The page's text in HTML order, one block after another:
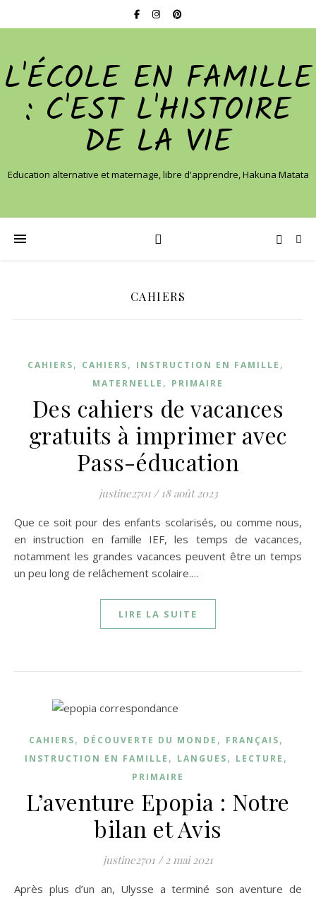
L'ÉCOLE EN FAMILLE
: C'EST L'HISTOIRE
DE LA VIE
Education alternative et maternage, libre d'apprendre, Hakuna Matata
CAHIERS
CAHIERS, CAHIERS, INSTRUCTION EN FAMILLE ,
MATERNELLE , PRIMAIRE
Des cahiers de vacances
gratuits à imprimer avec
Pass-éducation
justine2701 / 18 août 2023
Que ce soit pour des enfants scolarisés, ou comme nous,
en instruction en famille IEF, les temps de vacances,
notamment les grandes vacances peuvent être un temps
un peu long de relâchement scolaire.…
LIRE LA SUITE
CAHIERS, DÉCOUVERTE DU MONDE , FRANÇAIS,
INSTRUCTION EN FAMILLE , LANGUES, LECTURE ,
PRIMAIRE
L’aventure Epopia : Notre
bilan et Avis
justine2701 / 2 mai 2021
Après plus d’un an, Ulysse a terminé son aventure de